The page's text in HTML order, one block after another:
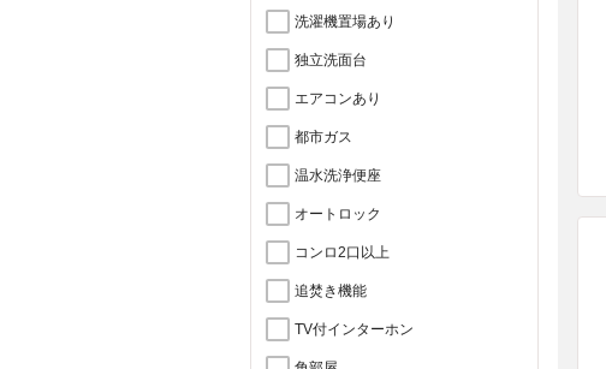
洗濯機置場あり
独立洗面台
エアコンあり
都市ガス
温水洗浄便座
オートロック
コンロ2口以上
追焚き機能
TV付インターホン